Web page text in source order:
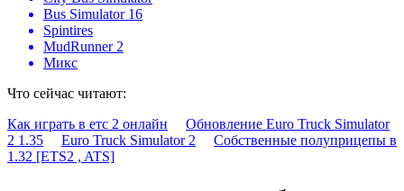
Bus Simulator 16
Spintires
MudRunner 2
Микс
Что сейчас читают:
Как играть в етс 2 онлайн
Обновление Euro Truck Simulator
2 1.35
Euro Truck Simulator 2
Собственные полуприцепы в
1.32 [ETS2 , ATS]